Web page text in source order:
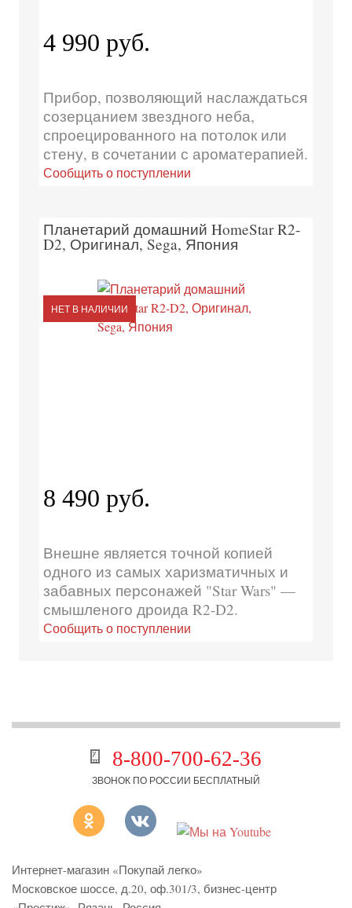
4 990 руб.
Прибор, позволяющий наслаждаться
созерцанием звездного неба,
спроецированного на потолок или
стену, в сочетании с ароматерапией.
Сообщить о поступлении
Планетарий домашний HomeStar R2-
D2, Оригинал, Sega, Япония
НЕТ В НАЛИЧИИ
8 490 руб.
Внешне является точной копией
одного из самых харизматичных и
забавных персонажей "Star Wars" —
смышленого дроида R2-D2.
Сообщить о поступлении
8-800-700-62-36
ЗВОНОК ПО РОССИИ БЕСПЛАТНЫЙ
Интернет-магазин «Покупай легко»
Московское шоссе, д.20, оф.301/3, бизнес-центр